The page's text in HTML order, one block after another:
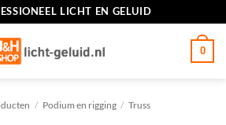
LICHT EN GELUID
0
/ Podium en rigging / Truss